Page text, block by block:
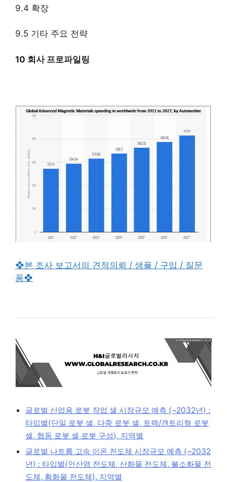
9.4 확장
9.5 기타 주요 전략
10 회사 프로파일링
❖본 조사 보고서의 견적의뢰 / 샘플 / 구입 / 질문
폼❖
글로벌 산업용 로봇 작업 셀 시장규모 예측 (~2032년) :
타입별(단일 로봇 셀, 다중 로봇 셀, 트랙/갠트리형 로봇
셀, 협동 로봇 셀 로봇 구성), 지역별
글로벌 나트륨 고속 이온 전도체 시장규모 예측 (~2032
년) : 타입별(인산염 전도체, 산화물 전도체, 불소화물 전
도체, 황화물 전도체), 지역별